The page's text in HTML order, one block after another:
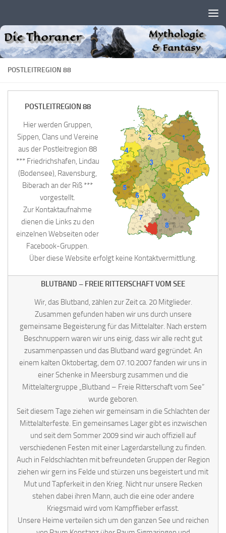
POSTLEITREGION 88
POSTLEITREGION 88
Hier werden Gruppen,
Sippen, Clans und Vereine
aus der Postleitregion 88
*** Friedrichshafen, Lindau
(Bodensee), Ravensburg,
Biberach an der Riß ***
vorgestellt.
Zur Kontaktaufnahme
dienen die Links zu den
einzelnen Webseiten oder
Facebook-Gruppen.
Über diese Website erfolgt keine Kontaktvermittlung.
BLUTBAND – FREIE RITTERSCHAFT VOM SEE
Wir, das Blutband, zählen zur Zeit ca. 20 Mitglieder.
Zusammen gefunden haben wir uns durch unsere
gemeinsame Begeisterung für das Mittelalter. Nach erstem
Beschnuppern waren wir uns einig, dass wir alle recht gut
zusammenpassen und das Blutband ward gegründet. An
einem kalten Oktobertag, dem 07.10.2007 fanden wir uns in
einer Schenke in Meersburg zusammen und die
Mittelaltergruppe „Blutband – Freie Ritterschaft vom See“
wurde geboren.
Seit diesem Tage ziehen wir gemeinsam in die Schlachten der
Mittelalterfeste. Ein gemeinsames Lager gibt es inzwischen
und seit dem Sommer 2009 sind wir auch offiziell auf
verschiedenen Festen mit einer Lagerdarstellung zu finden.
Auch in Feldschlachten mit befreundeten Gruppen der Region
ziehen wir gern ins Felde und stürzen uns begeistert und mit
Mut und Tapferkeit in den Krieg. Nicht nur unsere Recken
stehen dabei ihren Mann, auch die eine oder andere
Kriegsmaid wird vom Kampffieber erfasst.
Unsere Heime verteilen sich um den ganzen See und reichen